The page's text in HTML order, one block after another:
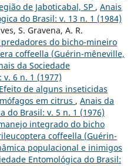
de Jaboticabal, SP , Anais
do Brasil: v. 13 n. 1 (1984)
S. Gravena, A. R.
predadores do bicho-mineiro
coffeella (Guérin-mêneville,
da Sociedade
6 n. 1 (1977)
Efeito de alguns inseticidas
em citrus , Anais da
do Brasil: v. 5 n. 1 (1976)
integrado do bicho
coffeella (Guérin-
populacional e inimigos
Entomológica do Brasil: